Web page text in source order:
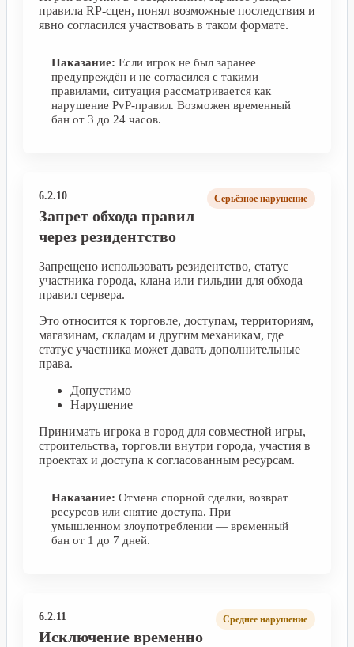
правила RP-сцен, понял возможные последствия и
явно согласился участвовать в таком формате.
Наказание: Если игрок не был заранее
предупреждён и не согласился с такими
правилами, ситуация рассматривается как
нарушение PvP-правил. Возможен временный
бан от 3 до 24 часов.
6.2.10
Запрет обхода правил
через резидентство
Серьёзное нарушение
Запрещено использовать резидентство, статус
участника города, клана или гильдии для обхода
правил сервера.
Это относится к торговле, доступам, территориям,
магазинам, складам и другим механикам, где
статус участника может давать дополнительные
права.
Допустимо
Нарушение
Принимать игрока в город для совместной игры,
строительства, торговли внутри города, участия в
проектах и доступа к согласованным ресурсам.
Наказание: Отмена спорной сделки, возврат
ресурсов или снятие доступа. При
умышленном злоупотреблении — временный
бан от 1 до 7 дней.
6.2.11
Исключение временно
Среднее нарушение